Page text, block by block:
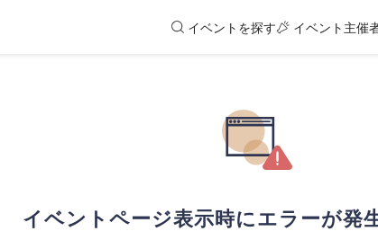
イベントを探す イベント主催
イベントページ表示時にエラーが発